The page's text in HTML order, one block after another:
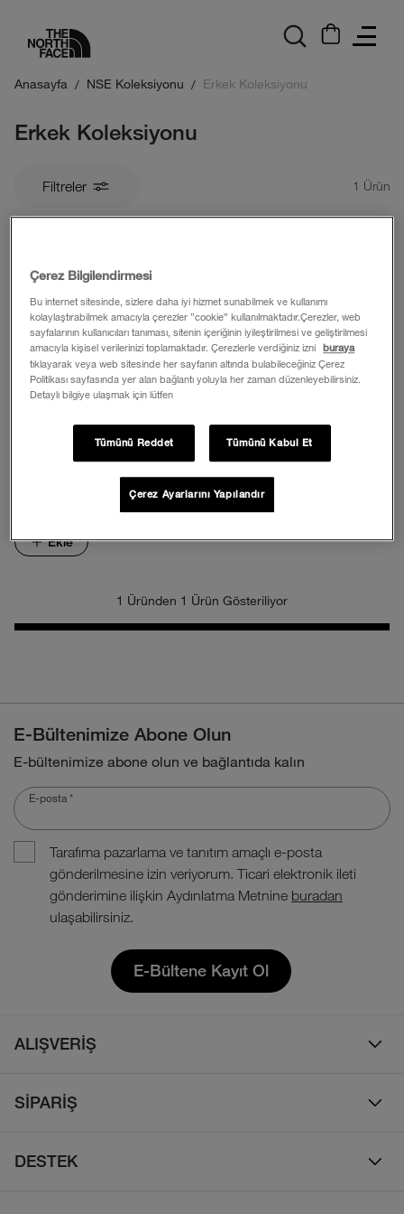
Anasayfa NSE Koleksiyonu Erkek Koleksiyonu
Erkek Koleksiyonu
Filtreler 1 Ürün
NSE Everyday Crew Çorap
Ekle
1 Üründen 1 Ürün Gösteriliyor
E-Bültenimize Abone Olun
E-bültenimize abone olun ve bağlantıda kalın
E-posta *
Tarafıma pazarlama ve tanıtım amaçlı e-posta
gönderilmesine izin veriyorum. Ticari elektronik ileti
gönderimine ilişkin Aydınlatma Metnine buradan
ulaşabilirsiniz.
E-Bültene Kayıt Ol
ALIŞVERİŞ
Çocuk
SİPARİŞ
DESTEK
Çerez Bilgilendirmesi
Bu internet sitesinde, sizlere daha iyi hizmet sunabilmek ve kullanımı
kolaylaştırabilmek amacıyla çerezler ”cookie” kullanılmaktadır.Çerezler, web
sayfalarının kullanıcıları tanıması, sitenin içeriğinin iyileştirilmesi ve geliştirilmesi
amacıyla kişisel verilerinizi toplamaktadır. Çerezlerle verdiğiniz izni
buraya
tıklayarak veya web sitesinde her sayfanın altında bulabileceğiniz Çerez
Politikası sayfasında yer alan bağlantı yoluyla her zaman düzenleyebilirsiniz.
Detaylı bilgiye ulaşmak için lütfen
Tümünü Reddet Tümünü Kabul Et
Çerez Ayarlarını Yapılandır